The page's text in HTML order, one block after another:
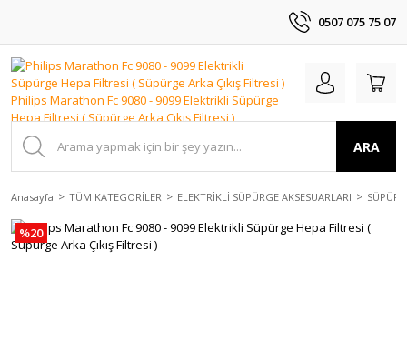
0507 075 75 07
ARA
Anasayfa TÜM KATEGORİLER ELEKTRİKLİ SÜPÜRGE AKSESUARLARI
%20